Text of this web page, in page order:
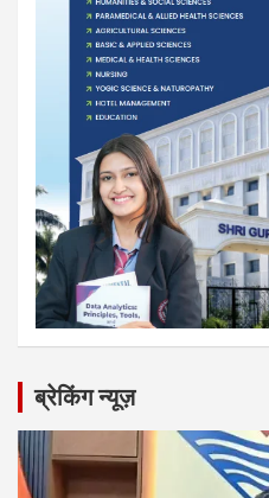
ब्रेकिंग न्यूज़